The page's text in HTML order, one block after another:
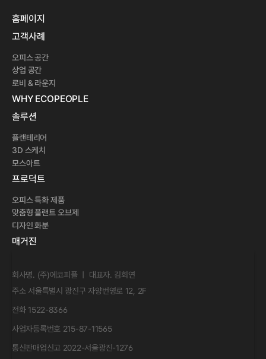
홈페이지
고객사례
오피스 공간
상업 공간
로비 & 라운지
WHY ECOPEOPLE
솔루션
플랜테리어
3D 스케치
모스아트
프로덕트
오피스 특화 제품
맞춤형 플랜트 오브제
디자인 화분
매거진
회사명. (주)에코피플 ㅣ 대표자. 김회연
주소 서울특별시 광진구 자양번영로 12, 2F
전화 1522-8366
사업자등록번호 215-87-11565
통신판매업신고 2022-서울광진-1276